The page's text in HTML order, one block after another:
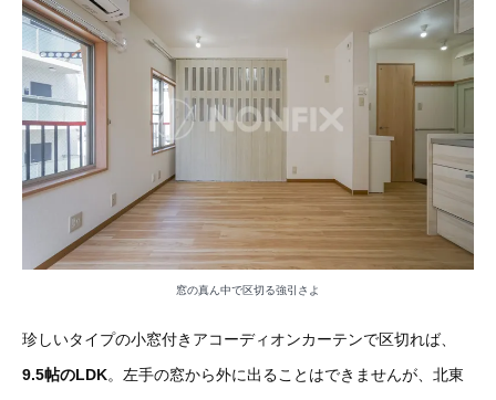
窓の真ん中で区切る強引さよ
珍しいタイプの小窓付きアコーディオンカーテンで区切れば、
9.5帖のLDK。左手の窓から外に出ることはできませんが、北東